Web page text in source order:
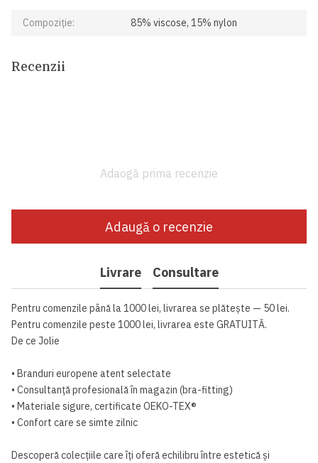
Compoziție: 85% viscose, 15% nylon
Recenzii
Adaogă prima recenzie
Adaugă o recenzie
Livrare Consultare
Pentru comenzile până la 1000 lei, livrarea se plătește — 50 lei.
Pentru comenzile peste 1000 lei, livrarea este GRATUITĂ.
De ce Jolie
• Branduri europene atent selectate
• Consultanță profesională în magazin (bra-fitting)
• Materiale sigure, certificate OEKO-TEX®
• Confort care se simte zilnic
Descoperă colecțiile care îți oferă echilibru între estetică și